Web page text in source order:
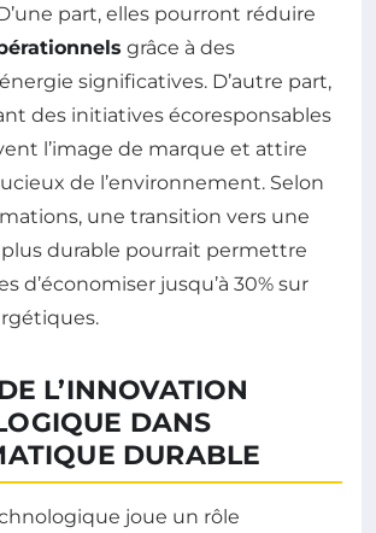
part, elles pourront réduire
grâce à des
significatives. D’autre part,
des initiatives écoresponsables
l’image de marque et attire
de l’environnement. Selon
une transition vers une
durable pourrait permettre
d’économiser jusqu’à 30% sur
L’INNOVATION
DANS
DURABLE
joue un rôle